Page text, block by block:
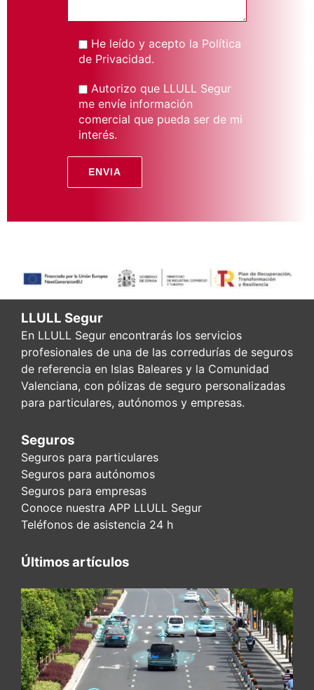
He leído y acepto la Política
de Privacidad.
Autorizo que LLULL Segur
me envíe información
comercial que pueda ser de mi
interés.
LLULL Segur
En LLULL Segur encontrarás los servicios
profesionales de una de las corredurías de seguros
de referencia en Islas Baleares y la Comunidad
Valenciana, con pólizas de seguro personalizadas
para particulares, autónomos y empresas.
Seguros
Seguros para particulares
Seguros para autónomos
Seguros para empresas
Conoce nuestra APP LLULL Segur
Teléfonos de asistencia 24 h
Últimos artículos
ADAS y seguridad vial